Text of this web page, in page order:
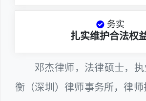
务实
扎实维护合法权
邓杰律师，法律硕士，
衡（深圳）律师事务所，律